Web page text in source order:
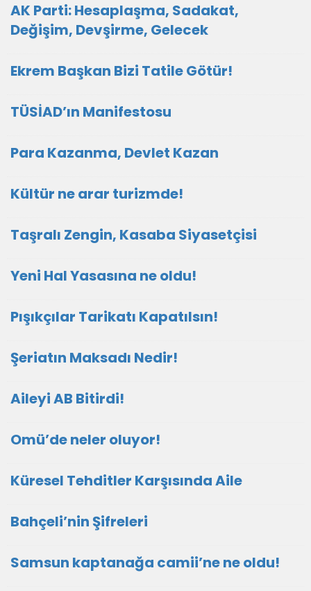
AK Parti: Hesaplaşma, Sadakat,
Değişim, Devşirme, Gelecek
Ekrem Başkan Bizi Tatile Götür!
TÜSİAD’ın Manifestosu
Para Kazanma, Devlet Kazan
Kültür ne arar turizmde!
Taşralı Zengin, Kasaba Siyasetçisi
Yeni Hal Yasasına ne oldu!
Pışıkçılar Tarikatı Kapatılsın!
Şeriatın Maksadı Nedir!
Aileyi AB Bitirdi!
Omü’de neler oluyor!
Küresel Tehditler Karşısında Aile
Bahçeli’nin Şifreleri
Samsun kaptanağa camii’ne ne oldu!